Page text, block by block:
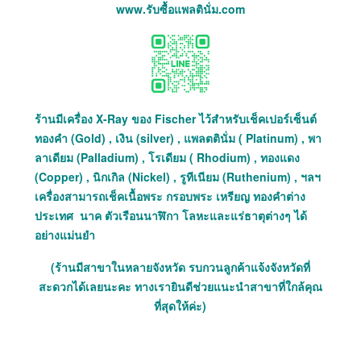
www.รับซื้อแพลตินั่ม.com
ร้านมีเครื่อง X-Ray ของ Fischer ไว้สำหรับเช็คเปอร์เซ็นต์
ทองคำ (Gold) , เงิน (silver) , แพลตตินั่ม ( Platinum) , พา
ลาเดียม (Palladium) , โรเดียม ( Rhodium) , ทองแดง
(Copper) , นิกเกิล (Nickel) , รูทีเนียม (Ruthenium) , ฯลฯ
เครื่องสามารถเช็คเนื้อพระ กรอบพระ เหรียญ ทองคำต่าง
ประเทศ นาค ตัวเรือนนาฬิกา โลหะและแร่ธาตุต่างๆ ได้
อย่างแม่นยำ
(ร้านมีสาขาในหลายจังหวัด รบกวนลูกค้าแจ้งจังหวัดที่
สะดวกได้เลยนะคะ ทางเรายินดีช่วยแนะนำสาขาที่ใกล้คุณ
ที่สุดให้ค่ะ)